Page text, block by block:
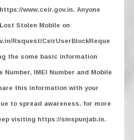
www.ceir.gov.in. Anyone
Stolen Mobile on
Request/CeirUserBlockReque
the some basic information
Number, IMEI Number and Mobile
this information with your
to spread awareness. for more
visiting https://smspunjab.in.